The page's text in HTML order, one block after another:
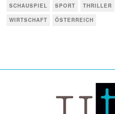
SCHAUSPIEL
SPORT THRILLER
WIRTSCHAFT
ÖSTERREICH